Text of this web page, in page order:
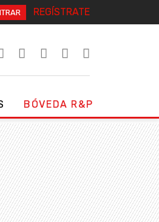
REGÍSTRATE
BÓVEDA R&P